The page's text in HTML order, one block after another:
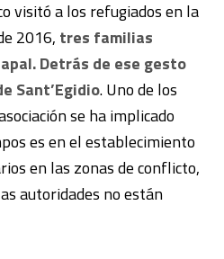
visitó a los refugiados en la
2016, tres familias
Detrás de ese gesto
Sant’Egidio. Uno de los
se ha implicado
es en el establecimiento
en las zonas de conflicto,
autoridades no están